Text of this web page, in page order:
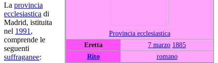
Provincia ecclesiastica
Eretta
7 marzo 1885
Rito
romano
La provincia
ecclesiastica di
Madrid, istituita
nel 1991 ,
comprende le
seguenti
suffraganee: